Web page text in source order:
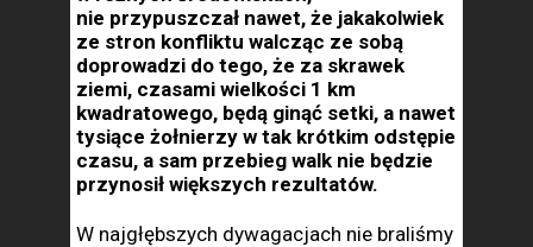
nie przypuszczał nawet, że jakakolwiek
ze stron konfliktu walcząc ze sobą
doprowadzi do tego, że za skrawek
ziemi, czasami wielkości 1 km
kwadratowego, będą ginąć setki, a nawet
tysiące żołnierzy w tak krótkim odstępie
czasu, a sam przebieg walk nie będzie
przynosił większych rezultatów.
W najgłębszych dywagacjach nie braliśmy